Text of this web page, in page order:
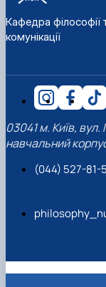
Кафедра філософії
комунікації
03041 м. Київ, вул.
навчальний
(044) 527-81-